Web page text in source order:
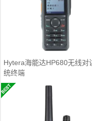
Hytera海能达HP680无线对
统终端